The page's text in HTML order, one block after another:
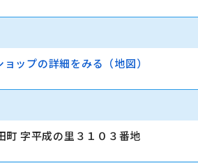
ョップの詳細をみる（地図）
町 字平成の里３１０３番地